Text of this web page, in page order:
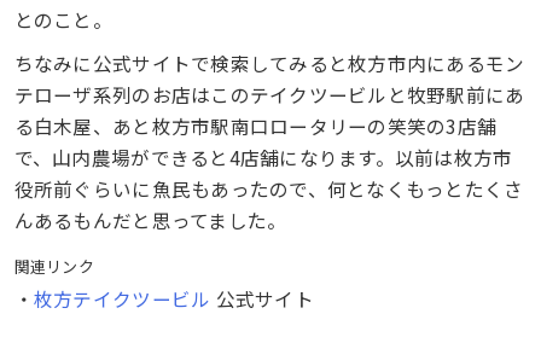
とのこと。
ちなみに公式サイトで検索してみると枚方市内にあるモン
テローザ系列のお店はこのテイクツービルと牧野駅前にあ
る白木屋、あと枚方市駅南口ロータリーの笑笑の3店舗
で、山内農場ができると4店舗になります。以前は枚方市
役所前ぐらいに魚民もあったので、何となくもっとたくさ
んあるもんだと思ってました。
関連リンク
・ 枚方テイクツービル 公式サイト